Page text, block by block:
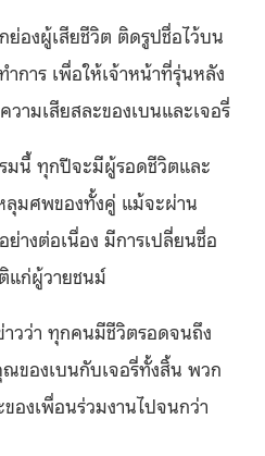
ย่องผู้เสียชีวิต ติดรูปชื่อไว้บน
การ เพื่อให้เจ้าหน้าที่รุ่นหลัง
ามเสียสละของเบนและเจอรี่
มนี้ ทุกปีจะมีผู้รอดชีวิตและ
ลุมศพของทั้งคู่ แม้จะผ่าน
างต่อเนื่อง มีการเปลี่ยนชื่อ
แก่ผู้วายชนม์
วว่า ทุกคนมีชีวิตรอดจนถึง
ของเบนกับเจอรี่ทั้งสิ้น พวก
ของเพื่อนร่วมงานไปจนกว่า